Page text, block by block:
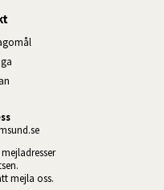
mejla oss.